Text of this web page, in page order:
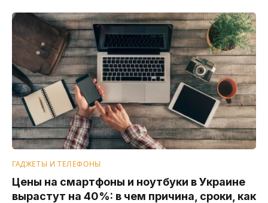
ГАДЖЕТЫ И ТЕЛЕФОНЫ
Цены на смартфоны и ноутбуки в Украине
вырастут на 40%: в чем причина, сроки, как